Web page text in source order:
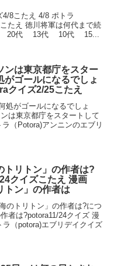
8こたえ 4/8 ポトラ
たえ 徳川将軍は何代まで続
。 20代 13代 10代 15...
ンは東京都庁をスター
がゴールになるでしょ
クイズ2/25こたえ
処がゴールになるでしょ
は東京都庁をスタートして
（Potora)アンニンのエブリ
トリトン」の作者は?
クイズこたえ 漫画
トン」の作者は
のトリトン」の作者は?につ
者は?potora11/24クイズ 漫
（potora)エブリデイクイズ